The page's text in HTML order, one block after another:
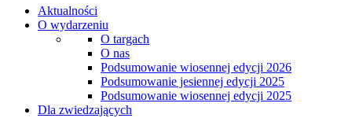
Aktualności
O wydarzeniu
O targach
O nas
Podsumowanie wiosennej edycji 2026
Podsumowanie jesiennej edycji 2025
Podsumowanie wiosennej edycji 2025
Dla zwiedzających